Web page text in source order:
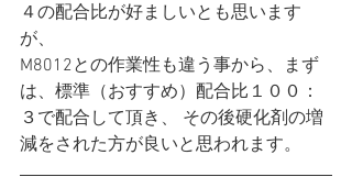
４の配合比が好ましいとも思います
が、
M8012との作業性も違う事から、まず
は、標準（おすすめ）配合比１００：
３で配合して頂き、 その後硬化剤の増
減をされた方が良いと思われます。